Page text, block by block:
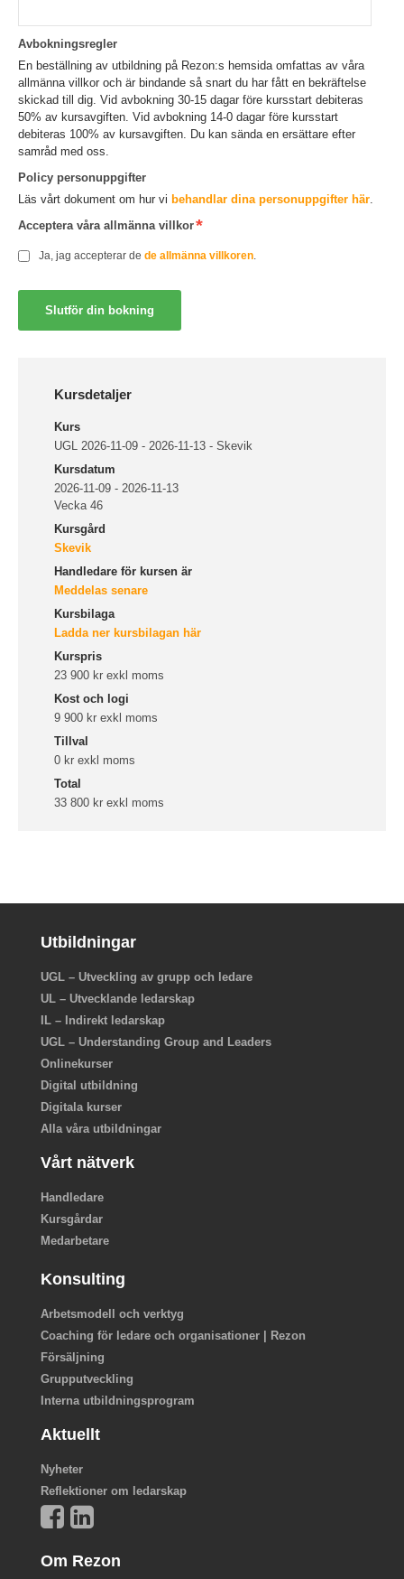
Avbokningsregler
En beställning av utbildning på Rezon:s hemsida omfattas av våra
allmänna villkor och är bindande så snart du har fått en bekräftelse
skickad till dig. Vid avbokning 30-15 dagar före kursstart debiteras
50% av kursavgiften. Vid avbokning 14-0 dagar före kursstart
debiteras 100% av kursavgiften. Du kan sända en ersättare efter
samråd med oss.
Policy personuppgifter
Läs vårt dokument om hur vi behandlar dina personuppgifter här.
Acceptera våra allmänna villkor
Ja, jag accepterar de de allmänna villkoren
Kursdetaljer
Kurs
UGL 2026-11-09 - 2026-11-13 - Skevik
Kursdatum
2026-11-09 - 2026-11-13
Vecka 46
Kursgård
Skevik
Handledare för kursen är
Meddelas senare
Kursbilaga
Ladda ner kursbilagan här
Kurspris
23 900 kr exkl moms
Kost och logi
9 900 kr exkl moms
Tillval
0 kr exkl moms
Total
33 800 kr exkl moms
Utbildningar
UGL – Utveckling av grupp och ledare
UL – Utvecklande ledarskap
IL – Indirekt ledarskap
UGL – Understanding Group and Leaders
Onlinekurser
Digital utbildning
Digitala kurser
Alla våra utbildningar
Vårt nätverk
Handledare
Kursgårdar
Medarbetare
Konsulting
Arbetsmodell och verktyg
Coaching för ledare och organisationer | Rezon
Försäljning
Grupputveckling
Interna utbildningsprogram
Aktuellt
Nyheter
Reflektioner om ledarskap
Om Rezon